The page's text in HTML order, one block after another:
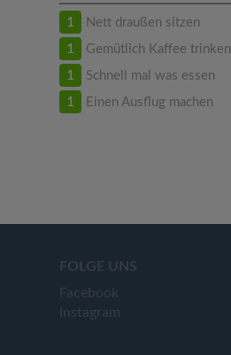
1 Nett draußen sitzen
1 Gemütlich Kaffee trinken
1 Schnell mal was essen
1 Einen Ausflug machen
FOLGE UNS
Facebook
Instagram